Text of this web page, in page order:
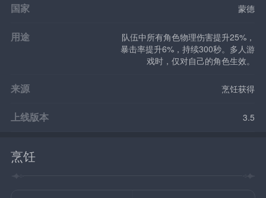
国家 蒙德
用途
队伍中所有角色物理伤害提升25%，
暴击率提升6%，持续300秒。多人游
戏时，仅对自己的角色生效。
来源 烹饪获得
上线版本 3.5
烹饪